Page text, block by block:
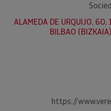
ALAMEDA DE URQUIJO, 60,
BILBAO
https://